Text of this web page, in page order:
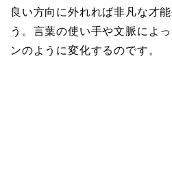
良い方向に外れれば非凡な才
う。言葉の使い手や文脈によ
ンのように変化するのです。